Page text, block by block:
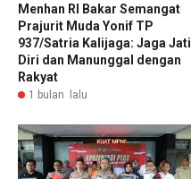
Menhan RI Bakar Semangat
Prajurit Muda Yonif TP
937/Satria Kalijaga: Jaga Jati
Diri dan Manunggal dengan
Rakyat
1 bulan lalu